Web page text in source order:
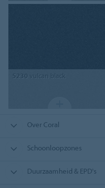
5230 vulcan black
Over Coral
Schoonloopzones
Duurzaamheid & EPD's